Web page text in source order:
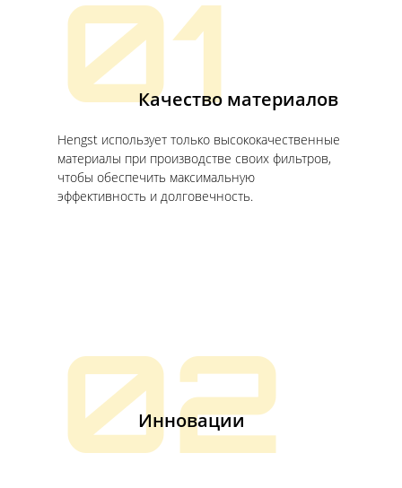
01
Качество материалов
Hengst использует только высококачественные
материалы при производстве своих фильтров,
чтобы обеспечить максимальную
эффективность и долговечность.
02
Инновации